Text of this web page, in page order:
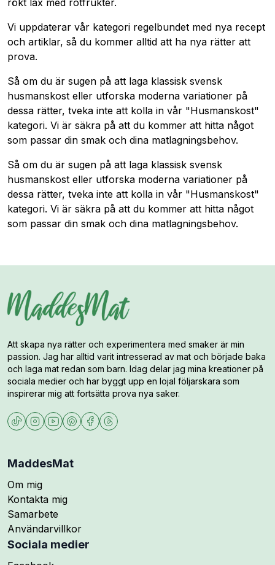
rökt lax med rotfrukter.
Vi uppdaterar vår kategori regelbundet med nya recept
och artiklar, så du kommer alltid att ha nya rätter att
prova.
Så om du är sugen på att laga klassisk svensk
husmanskost eller utforska moderna variationer på
dessa rätter, tveka inte att kolla in vår "Husmanskost"
kategori. Vi är säkra på att du kommer att hitta något
som passar din smak och dina matlagningsbehov.
Så om du är sugen på att laga klassisk svensk
husmanskost eller utforska moderna variationer på
dessa rätter, tveka inte att kolla in vår "Husmanskost"
kategori. Vi är säkra på att du kommer att hitta något
som passar din smak och dina matlagningsbehov.
Att skapa nya rätter och experimentera med smaker är min
passion. Jag har alltid varit intresserad av mat och började baka
och laga mat redan som barn. Idag delar jag mina kreationer på
sociala medier och har byggt upp en lojal följarskara som
inspirerar mig att fortsätta prova nya saker.
MaddesMat
Om mig
Kontakta mig
Samarbete
Användarvillkor
Sociala medier